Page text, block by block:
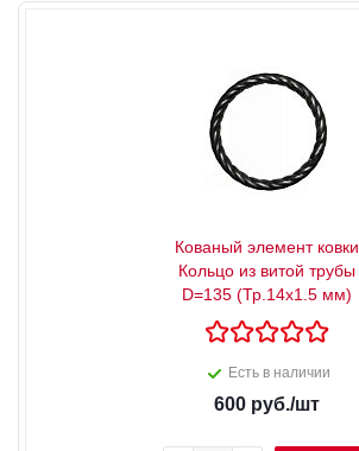
Кованый элемент ковки
Кольцо из витой трубы
D=135 (Тр.14х1.5 мм)
Есть в наличии
600 руб./шт